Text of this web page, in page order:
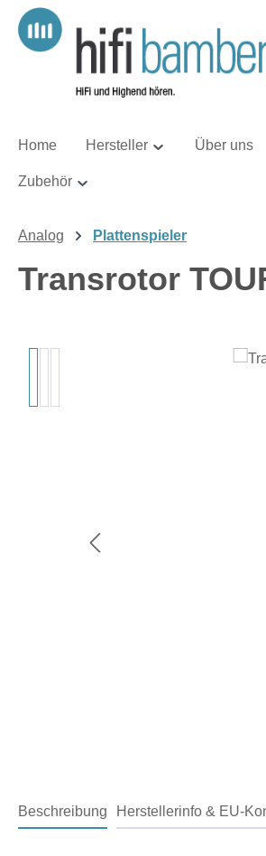
Hauptinhalt springen
Zur Suche springen
Zur Hauptnavigation springen
Home Hersteller Über uns
Zubehör
Analog Plattenspieler
Transrotor
Beschreibung Herstellerinfo & EU-